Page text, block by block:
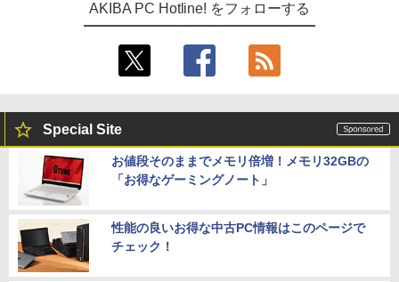
AKIBA PC Hotline! をフォローする
Special Site
お値段そのままでメモリ倍増！メモリ32GBの
「お得なゲーミングノート」
性能の良いお得な中古PC情報はこのページで
チェック！